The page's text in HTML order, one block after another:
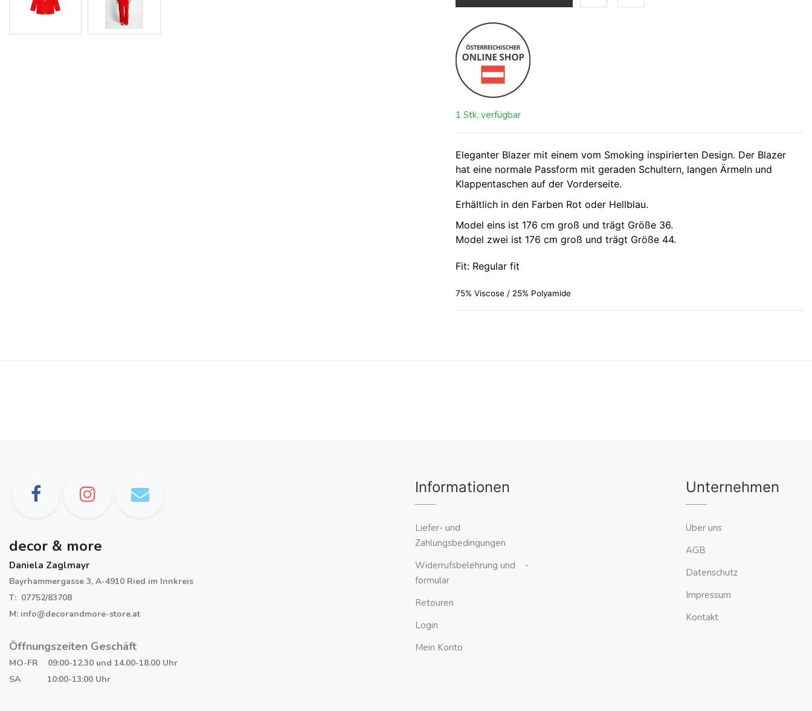
1 Stk. verfügbar
Eleganter Blazer mit einem vom Smoking inspirierten Design. Der Blazer
hat eine normale Passform mit geraden Schultern, langen Ärmeln und
Klappentaschen auf der Vorderseite.
Erhältlich in den Farben Rot oder Hellblau.
Model eins ist 176 cm groß und trägt Größe 36.
Model zwei ist 176 cm groß und trägt Größe 44.
Fit: Regular fit
75% Viscose / 25% Polyamide
decor & more
Daniela Zaglmayr
Bayrhammergasse 3, A-4910 Ried im Innkreis
T: 07752/83708
M: info@decorandmore-store.at
Öffnungszeiten Geschäft
MO-FR 09:00-12.30 und 14.00-18.00 Uhr
SA 10:00-13:00 Uhr
Informationen
Liefer- und
Zahlungsbedingungen
Widerrufsbelehrung und -
formular
Retouren
Login
Mein Konto
Unternehmen
Über uns
AGB
Datenschutz
Impressum
Kontakt